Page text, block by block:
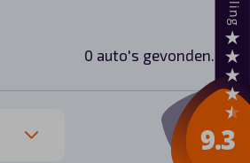
0 auto's gevonden.